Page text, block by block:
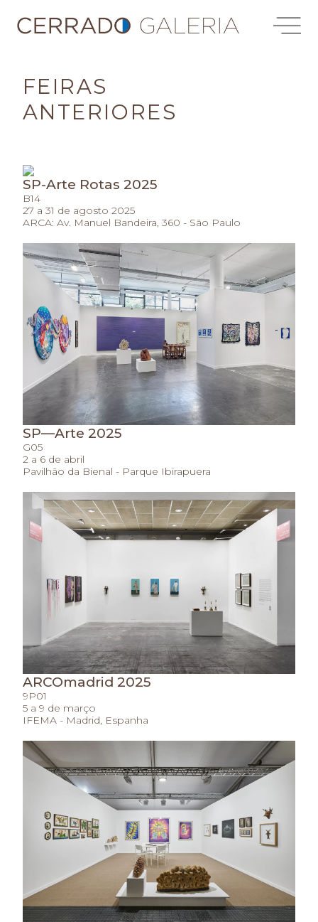
FEIRAS
ANTERIORES
SP-Arte Rotas 2025
B14
27 a 31 de agosto 2025
ARCA: Av. Manuel Bandeira, 360 - São Paulo
SP—Arte 2025
G05
2 a 6 de abril
Pavilhão da Bienal - Parque Ibirapuera
ARCOmadrid 2025
9P01
5 a 9 de março
IFEMA - Madrid, Espanha